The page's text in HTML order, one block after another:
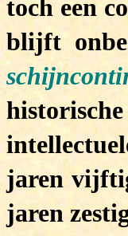
toch een
blijft
jaren
jaren